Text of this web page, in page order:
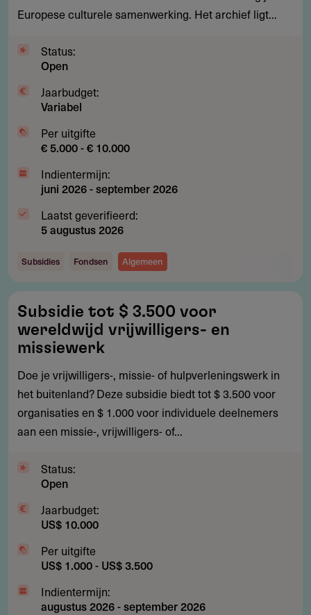
Europese
Europese culturele samenwerking. Het archief ligt...
Status:
Open
Jaarbudget:
Variabel
Per uitgifte
€ 5.000 - € 10.000
Indientermijn:
juni 2026-september 2026
Laatst geverifieerd:
5 augustus 2026
Subsidies Fondsen Algemeen
tot
$
3.500
voor
wereldwijd
vrijwilligers-
en
Subsidie tot $ 3.500 voor
wereldwijd vrijwilligers- en
missiewerk
Doe je vrijwilligers-, missie- of hulpverleningswerk in
het buitenland? Deze subsidie biedt tot $ 3.500 voor
organisaties en $ 1.000 voor individuele deelnemers
aan een missie-, vrijwilligers- of...
Status:
Open
Jaarbudget:
US$ 10.000
Per uitgifte
US$ 1.000 - US$ 3.500
Indientermijn:
augustus 2026-september 2026